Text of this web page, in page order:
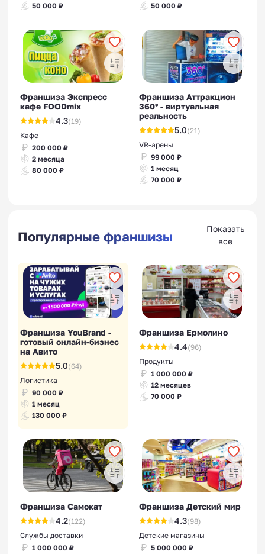
50 000 ₽
50 000 ₽
Франшиза Экспресс
кафе FOODmix
4.3(19)
Кафе
200 000 ₽
2 месяца
80 000 ₽
Франшиза Аттракцион
360° - виртуальная
реальность
5.0(21)
VR-арены
99 000 ₽
1 месяц
70 000 ₽
Популярные франшизы
Показать
все
Франшиза YouBrand -
готовый онлайн-бизнес
на Авито
5.0(64)
Логистика
90 000 ₽
1 месяц
130 000 ₽
Франшиза Ермолино
4.4(96)
Продукты
1 000 000 ₽
12 месяцев
70 000 ₽
Франшиза Самокат
4.2(122)
Службы доставки
1 000 000 ₽
Франшиза Детский мир
4.3(98)
Детские магазины
5 000 000 ₽